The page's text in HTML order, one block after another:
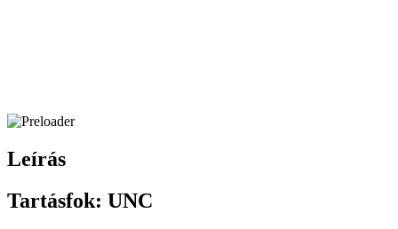
Leírás
Tartásfok: UNC